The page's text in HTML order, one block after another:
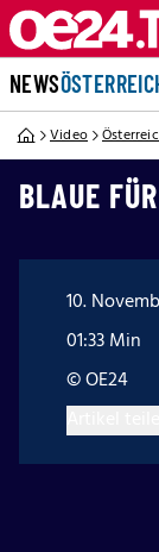
NEWS
Video
BLAUE
10.
01:33 Min
© OE24